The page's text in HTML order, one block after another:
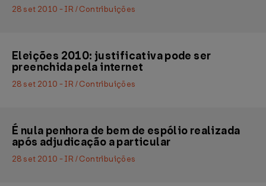
28 set 2010 - IR / Contribuições
Eleições 2010: justificativa pode ser
preenchida pela internet
28 set 2010 - IR / Contribuições
É nula penhora de bem de espólio realizada
após adjudicação a particular
28 set 2010 - IR / Contribuições